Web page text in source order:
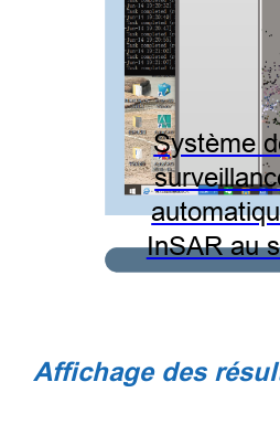
Système
InSAR au
Affichage des